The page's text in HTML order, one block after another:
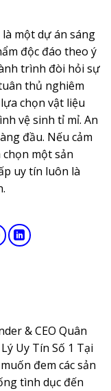
một dự án sáng
độc đáo theo ý
trình đòi hỏi sự
thủ nghiêm
chọn vật liệu
vệ sinh tỉ mỉ. An
đầu. Nếu cảm
một sản
uy tín luôn là
& CEO Quân
Uy Tín Số 1 Tại
đem các sản
tình dục đến